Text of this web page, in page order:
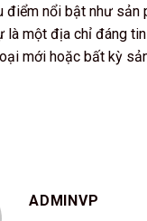
điểm nổi bật như sản
là một địa chỉ đáng
mới hoặc bất kỳ
ADMINVP